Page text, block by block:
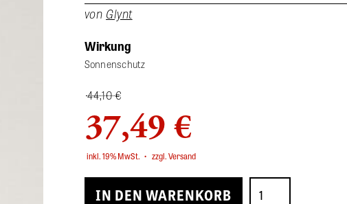
von Glynt
Wirkung
Sonnenschutz
44,10 €
37,49 €
inkl. 19% MwSt. • zzgl. Versand